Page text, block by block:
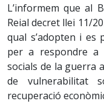
L’informem que al
Reial decret llei 11/
qual s’adopten i es
per a respondre a
socials de la guerra
de vulnerabilitat
recuperació